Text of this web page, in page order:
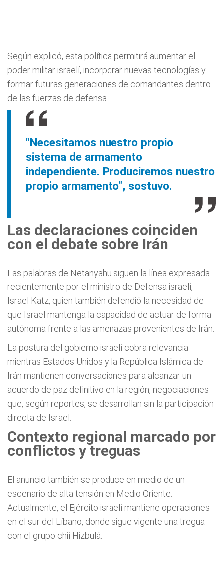
Según explicó, esta política permitirá aumentar el
poder militar israelí, incorporar nuevas tecnologías y
formar futuras generaciones de comandantes dentro
de las fuerzas de defensa.
"Necesitamos nuestro propio
sistema de armamento
independiente. Produciremos nuestro
propio armamento", sostuvo.
Las declaraciones coinciden
con el debate sobre Irán
Las palabras de Netanyahu siguen la línea expresada
recientemente por el ministro de Defensa israelí,
Israel Katz, quien también defendió la necesidad de
que Israel mantenga la capacidad de actuar de forma
autónoma frente a las amenazas provenientes de Irán.
La postura del gobierno israelí cobra relevancia
mientras Estados Unidos y la República Islámica de
Irán mantienen conversaciones para alcanzar un
acuerdo de paz definitivo en la región, negociaciones
que, según reportes, se desarrollan sin la participación
directa de Israel.
Contexto regional marcado por
conflictos y treguas
El anuncio también se produce en medio de un
escenario de alta tensión en Medio Oriente.
Actualmente, el Ejército israelí mantiene operaciones
en el sur del Líbano, donde sigue vigente una tregua
con el grupo chií Hizbulá.